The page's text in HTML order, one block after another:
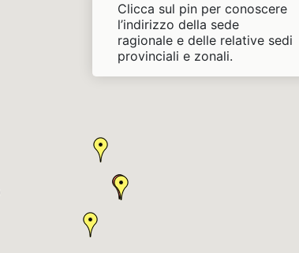
Clicca sul pin per conoscere
l’indirizzo della sede
ragionale e delle relative sedi
provinciali e zonali.